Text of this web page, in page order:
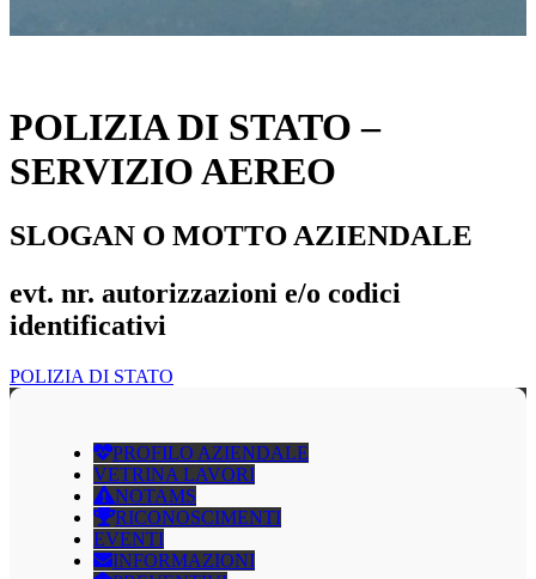
POLIZIA DI STATO –
SERVIZIO AEREO
SLOGAN O MOTTO AZIENDALE
evt. nr. autorizzazioni e/o codici
identificativi
POLIZIA DI STATO
PROFILO AZIENDALE
VETRINA LAVORI
NOTAMS
RICONOSCIMENTI
EVENTI
INFORMAZIONI